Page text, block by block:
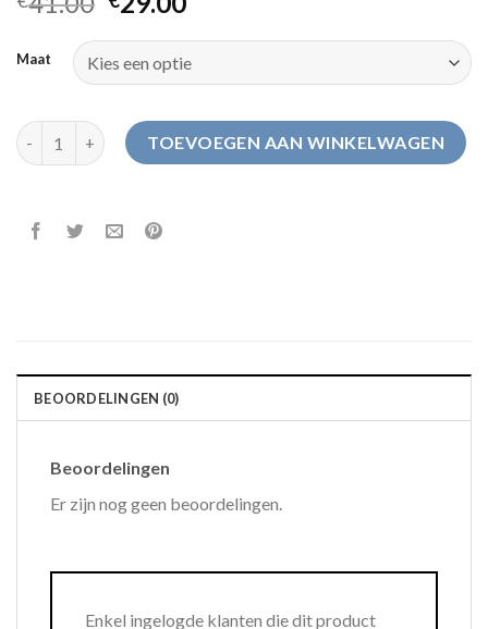
Maat
klomp pantoffels aantalTOEVOEGEN AAN WINKELWAGEN
BEOORDELINGEN (0)
Beoordelingen
Er zijn nog geen beoordelingen.
Enkel ingelogde klanten die dit product